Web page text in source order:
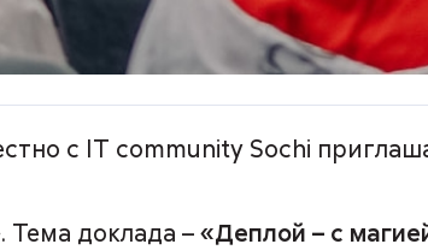
с IT community Sochi
. Тема доклада – «Деплой – с